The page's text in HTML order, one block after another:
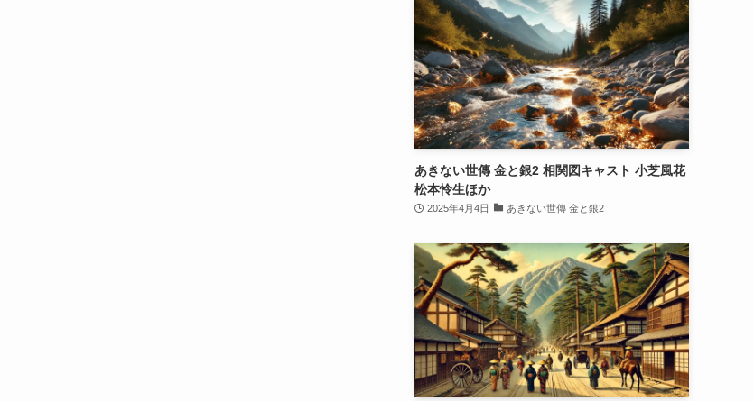
あきない世傳 金と銀2 相関図キャスト 小芝風花
松本怜生ほか
2025年4月4日 あきない世傳 金と銀2